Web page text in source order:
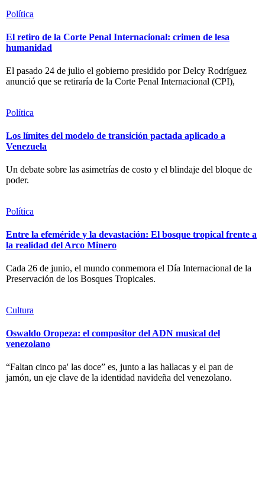
Política
El retiro de la Corte Penal Internacional: crimen de lesa
humanidad
El pasado 24 de julio el gobierno presidido por Delcy Rodríguez
anunció que se retiraría de la Corte Penal Internacional (CPI),
Política
Los límites del modelo de transición pactada aplicado a
Venezuela
Un debate sobre las asimetrías de costo y el blindaje del bloque de
poder.
Política
Entre la efeméride y la devastación: El bosque tropical frente a
la realidad del Arco Minero
Cada 26 de junio, el mundo conmemora el Día Internacional de la
Preservación de los Bosques Tropicales.
Cultura
Oswaldo Oropeza: el compositor del ADN musical del
venezolano
“Faltan cinco pa' las doce” es, junto a las hallacas y el pan de
jamón, un eje clave de la identidad navideña del venezolano.